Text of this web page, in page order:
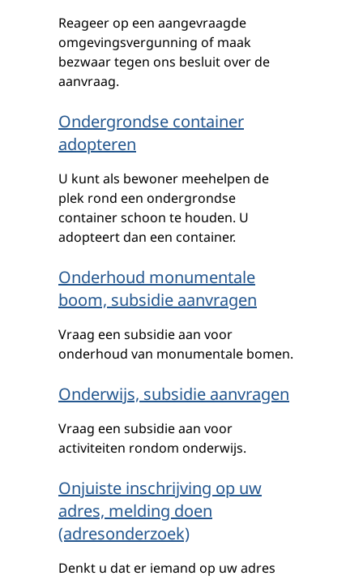
Reageer op een aangevraagde
omgevingsvergunning of maak
bezwaar tegen ons besluit over de
aanvraag.
Ondergrondse container
adopteren
U kunt als bewoner meehelpen de
plek rond een ondergrondse
container schoon te houden. U
adopteert dan een container.
Onderhoud monumentale
boom, subsidie aanvragen
Vraag een subsidie aan voor
onderhoud van monumentale bomen.
Onderwijs, subsidie aanvragen
Vraag een subsidie aan voor
activiteiten rondom onderwijs.
Onjuiste inschrijving op uw
adres, melding doen
(adresonderzoek)
Denkt u dat er iemand op uw adres